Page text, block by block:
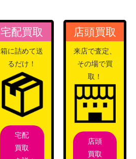
宅配買取
箱に詰めて送
るだけ！
宅配
買取
店頭買取
来店で査定、
その場で買
取！
店頭
買取